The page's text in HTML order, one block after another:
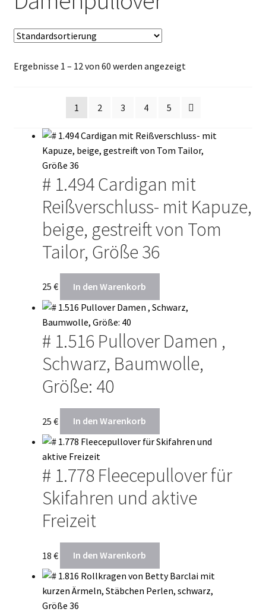
Termin Kalender
Kontakte
Ergebnisse 1 – 12 von 60 werden angezeigt
1 2 3 4 5
# 1.494 Cardigan mit
Reißverschluss- mit Kapuze,
beige, gestreift von Tom
Tailor, Größe 36
25 € In den Warenkorb
# 1.516 Pullover Damen ,
Schwarz, Baumwolle,
Größe: 40
25 € In den Warenkorb
# 1.778 Fleecepullover für
Skifahren und aktive
Freizeit
18 € In den Warenkorb